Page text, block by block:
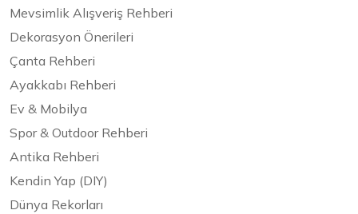
Mevsimlik Alışveriş Rehberi
Dekorasyon Önerileri
Çanta Rehberi
Ayakkabı Rehberi
Ev & Mobilya
Spor & Outdoor Rehberi
Antika Rehberi
Kendin Yap (DIY)
Dünya Rekorları